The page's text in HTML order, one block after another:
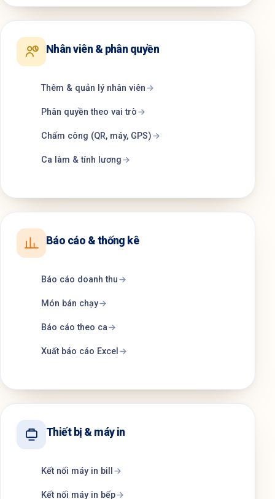
Nhân viên & phân quyền
Thêm & quản lý nhân viên
Phân quyền theo vai trò
Chấm công (QR, máy, GPS)
Ca làm & tính lương
Báo cáo & thống kê
Báo cáo doanh thu
Món bán chạy
Báo cáo theo ca
Xuất báo cáo Excel
Thiết bị & máy in
Kết nối máy in bill
Kết nối máy in bếp